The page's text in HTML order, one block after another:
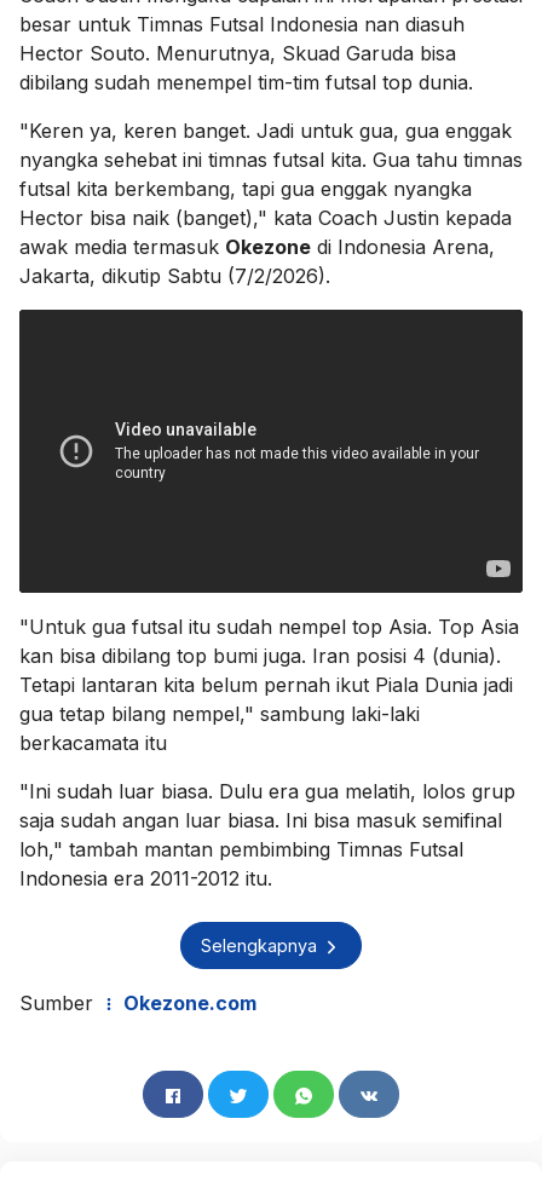
besar untuk Timnas Futsal Indonesia nan diasuh
Hector Souto. Menurutnya, Skuad Garuda bisa
dibilang sudah menempel tim-tim futsal top dunia.
"Keren ya, keren banget. Jadi untuk gua, gua enggak
nyangka sehebat ini timnas futsal kita. Gua tahu timnas
futsal kita berkembang, tapi gua enggak nyangka
Hector bisa naik (banget)," kata Coach Justin kepada
awak media termasuk Okezone di Indonesia Arena,
Jakarta, dikutip Sabtu (7/2/2026).
"Untuk gua futsal itu sudah nempel top Asia. Top Asia
kan bisa dibilang top bumi juga. Iran posisi 4 (dunia).
Tetapi lantaran kita belum pernah ikut Piala Dunia jadi
gua tetap bilang nempel," sambung laki-laki
berkacamata itu
"Ini sudah luar biasa. Dulu era gua melatih, lolos grup
saja sudah angan luar biasa. Ini bisa masuk semifinal
loh," tambah mantan pembimbing Timnas Futsal
Indonesia era 2011-2012 itu.
Selengkapnya
Sumber Okezone.com